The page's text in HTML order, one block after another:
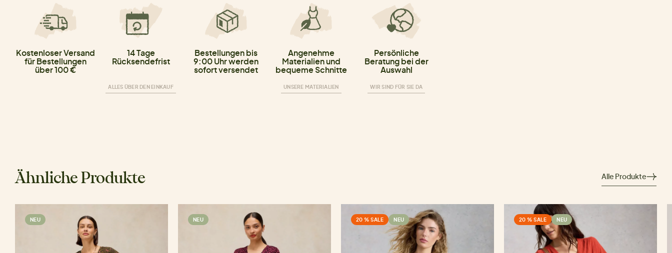
Kostenloser Versand
für Bestellungen
über 100 €
14 Tage
Rücksendefrist
ALLES ÜBER DEN EINKAUF
Bestellungen bis
9:00 Uhr werden
sofort versendet
Angenehme
Materialien und
bequeme Schnitte
UNSERE MATERIALIEN
Persönliche
Beratung bei der
Auswahl
WIR SIND FÜR SIE DA
Ähnliche Produkte Alle Produkte
NEU NEU 20 % SALE NEU 20 % SALE NEU